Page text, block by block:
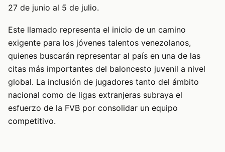
27 de junio al 5 de julio.
Este llamado representa el inicio de un camino
exigente para los jóvenes talentos venezolanos,
quienes buscarán representar al país en una de las
citas más importantes del baloncesto juvenil a nivel
global. La inclusión de jugadores tanto del ámbito
nacional como de ligas extranjeras subraya el
esfuerzo de la FVB por consolidar un equipo
competitivo.